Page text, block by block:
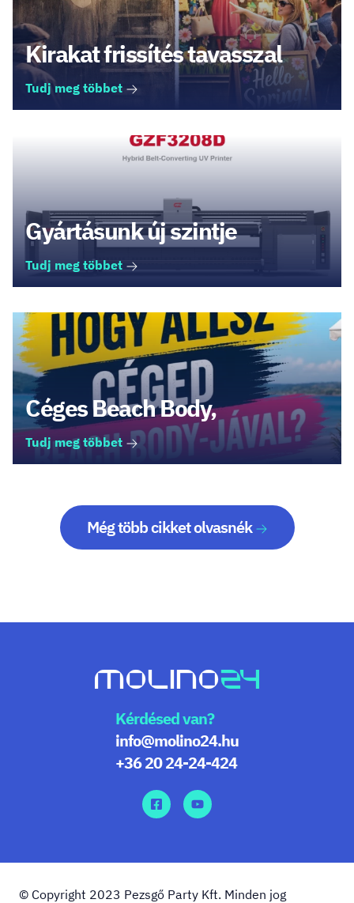
Kirakat frissítés tavasszal
Tudj meg többet
Gyártásunk új szintje
Tudj meg többet
Céges Beach Body,
Tudj meg többet
Még több cikket olvasnék
Kérdésed van?
info@molino24.hu
+36 20 24-24-424
© Copyright 2023 Pezsgő Party Kft. Minden jog